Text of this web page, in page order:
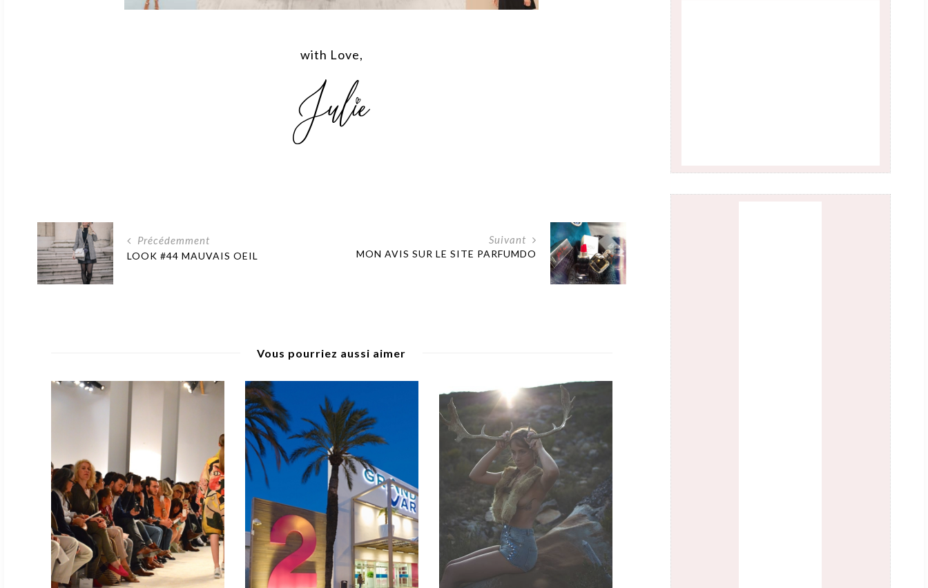
with Love,
Précédemment
LOOK #44 MAUVAIS OEIL
Suivant
MON AVIS SUR LE SITE PARFUMDO
Vous pourriez aussi aimer